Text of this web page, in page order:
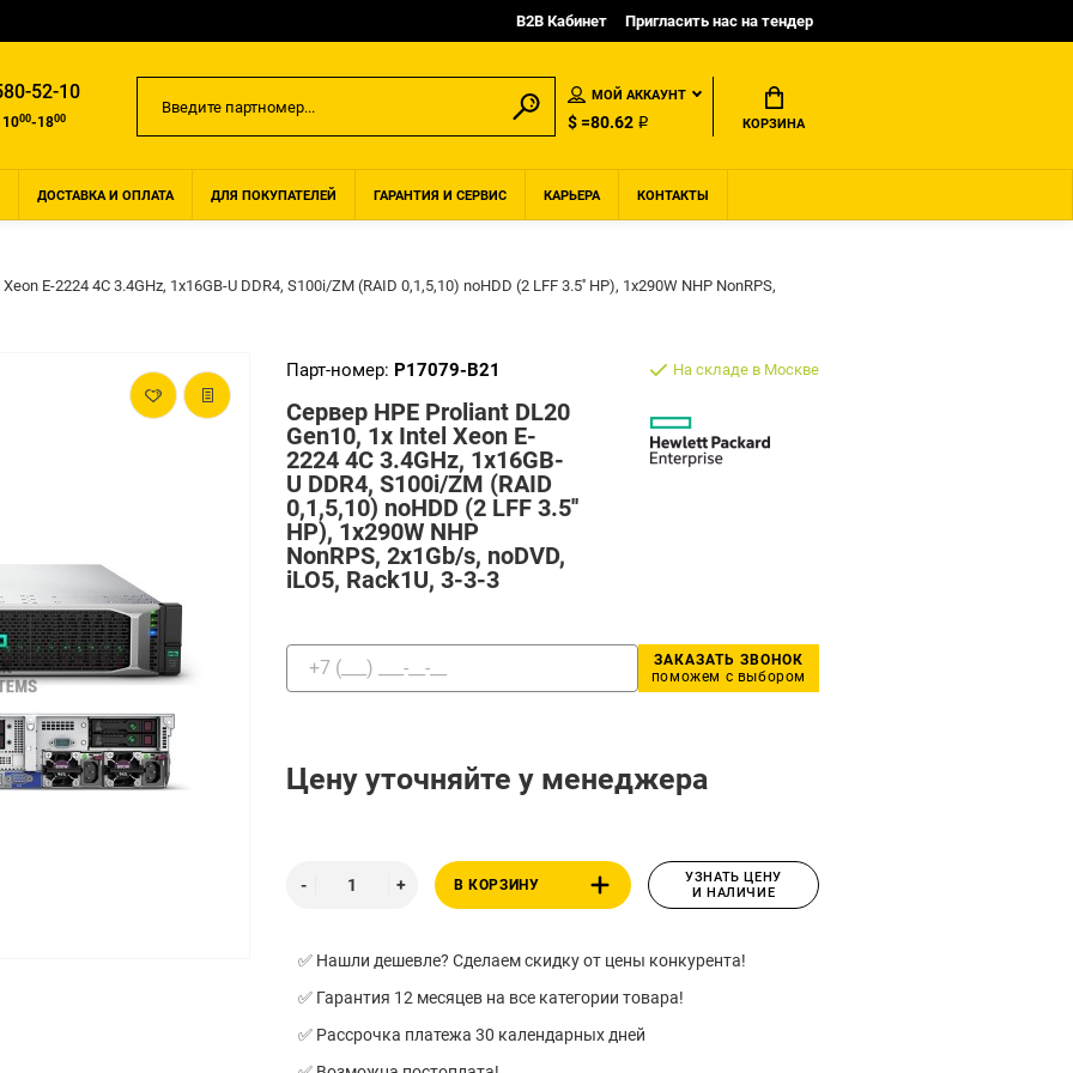
B2B Кабинет Пригласить нас на тендер
52-10
00-1800
МОЙ АККАУНТ
$ =80.62 ₽ КОРЗИНА
ДОСТАВКА И ОПЛАТА ДЛЯ ПОКУПАТЕЛЕЙ ГАРАНТИЯ И СЕРВИС КАРЬЕРА КОНТАКТЫ
E-2224 4C 3.4GHz, 1x16GB-U DDR4, S100i/ZM (RAID 0,1,5,10) noHDD (2 LFF 3.5'' HP), 1x290W NHP NonRPS,
Парт-номер: P17079-B21
Сервер HPE Proliant DL20
Gen10, 1x Intel Xeon E-
2224 4C 3.4GHz, 1x16GB-
U DDR4, S100i/ZM (RAID
0,1,5,10) noHDD (2 LFF 3.5''
HP), 1x290W NHP
NonRPS, 2x1Gb/s, noDVD,
iLO5, Rack1U, 3-3-3
На складе в Москве
ЗАКАЗАТЬ ЗВОНОК
поможем с выбором
Цену уточняйте у менеджера
В КОРЗИНУ
УЗНАТЬ ЦЕНУ
И НАЛИЧИЕ
✅ Нашли дешевле? Сделаем скидку от цены конкурента!
✅ Гарантия 12 месяцев на все категории товара!
✅ Рассрочка платежа 30 календарных дней